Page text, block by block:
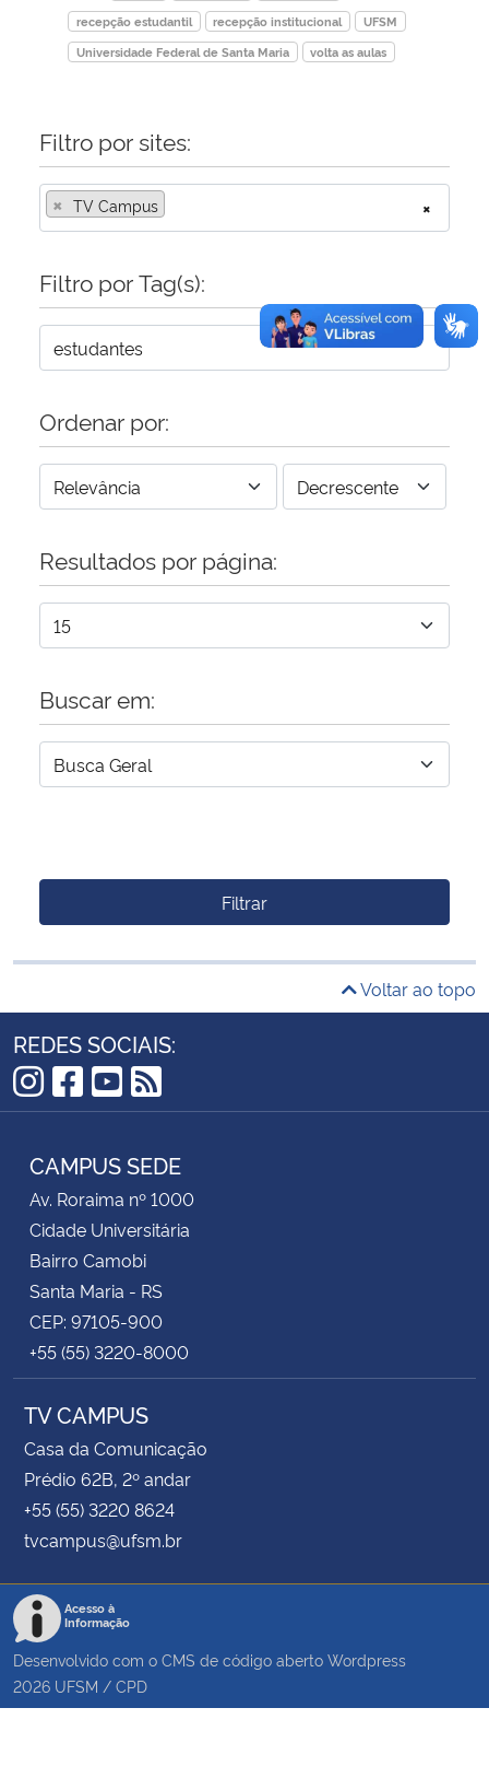
Advocacia-Geral da União
recepção estudantil
recepção institucional
UFSM
Universidade Federal de Santa Maria
volta as aulas
Filtro por sites:
×
× TV Campus
Filtro por Tag(s):
Ordenar por:
Resultados por página:
Buscar em:
Filtrar
Voltar ao topo
REDES SOCIAIS:
Instagram
Facebook
YouTube
RSS
CAMPUS SEDE
Av. Roraima nº 1000
Cidade Universitária
Bairro Camobi
Santa Maria - RS
CEP: 97105-900
+55 (55) 3220-8000
TV CAMPUS
Casa da Comunicação
Prédio 62B, 2º andar
+55 (55) 3220 8624
tvcampus@ufsm.br
Acesso à
Informação
Desenvolvido com o CMS de código aberto Wordpress
2026 UFSM / CPD